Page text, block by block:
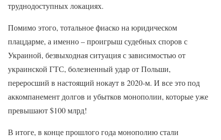
труднодоступных локациях.
Помимо этого, тотальное фиаско на юридическом
плацдарме, а именно – проигрыш судебных споров с
Украиной, безвыходная ситуация с зависимостью от
украинской ГТС, болезненный удар от Польши,
переросший в настоящий нокаут в 2020-м. И все это под
аккомпанемент долгов и убытков монополии, которые уже
превышают $100 млрд!
В итоге, в конце прошлого года монополию стали